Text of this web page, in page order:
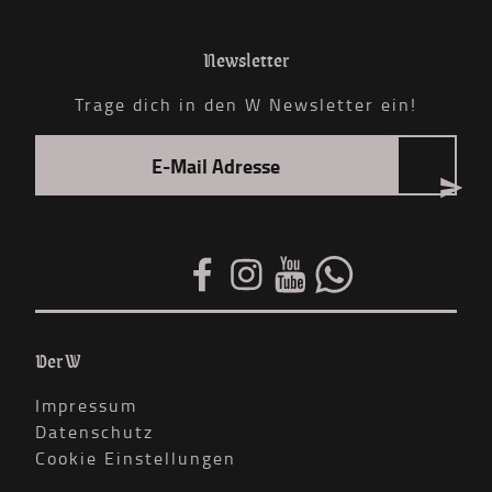
Newsletter
Trage dich in den W Newsletter ein!
Der W
Impressum
Datenschutz
Cookie Einstellungen